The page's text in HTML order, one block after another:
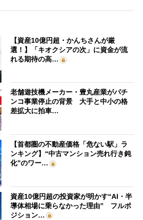
【資産10億円超・かんちさんが厳
選！】「キオクシアの次」に資金が流
れる期待の高…
老舗遊技機メーカー・豊丸産業がパチ
ンコ事業停止の背景 大手と中小の格
差拡大に拍車…
【首都圏の不動産価格「危ない駅」ラ
ンキング】“中古マンション売れ行き鈍
化”のワー…
資産10億円超の投資家が明かす“AI・半
導体相場に乗らなかった理由” フルポ
ジション…